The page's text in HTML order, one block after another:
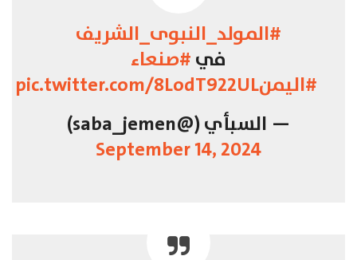
#المولد_النبوى_الشريف
في#صنعاء
#اليمنpic.twitter.com/8LodT922UL
— السبأي (@saba_jemen)
September 14, 2024